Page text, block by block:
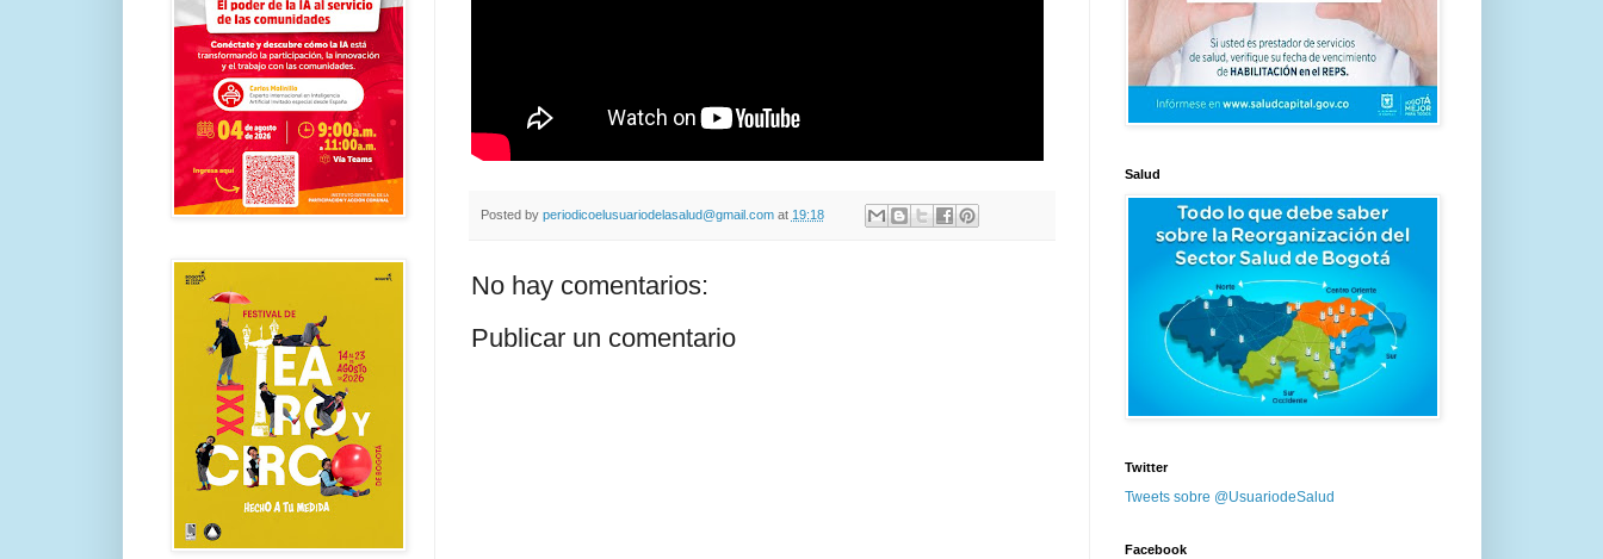
Posted by periodicoelusuariodelasalud@gmail.com at 19:18
No hay comentarios:
Publicar un comentario
Salud
Twitter
Tweets sobre @UsuariodeSalud
Facebook